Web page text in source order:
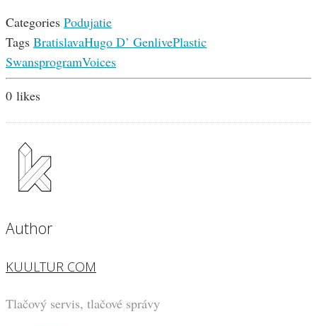
Categories Podujatie
Tags BratislavaHugo D’ GenlivePlastic
SwansprogramVoices
0 likes
Author
KUULTUR COM
Tlačový servis, tlačové správy